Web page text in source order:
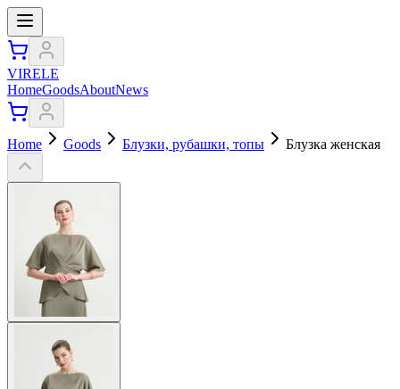
VIRELE
HomeGoodsAboutNews
Home Goods Блузки, рубашки, топы Блузка женская